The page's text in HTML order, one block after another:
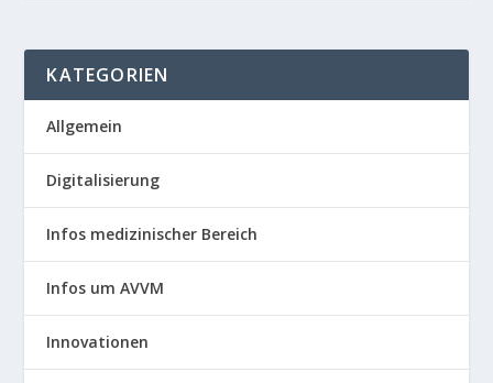
KATEGORIEN
Allgemein
Digitalisierung
Infos medizinischer Bereich
Infos um AVVM
Innovationen